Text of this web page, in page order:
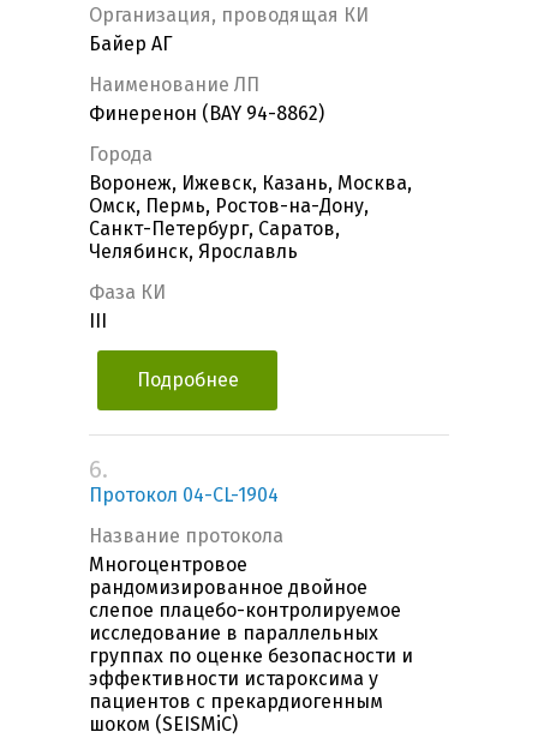
Организация, проводящая КИ
Байер АГ
Наименование ЛП
Финеренон (BAY 94-8862)
Города
Воронеж, Ижевск, Казань, Москва,
Омск, Пермь, Ростов-на-Дону,
Санкт-Петербург, Саратов,
Челябинск, Ярославль
Фаза КИ
Подробнее
6.
Протокол 04-CL-1904
Название протокола
Многоцентровое
рандомизированное двойное
слепое плацебо-контролируемое
исследование в параллельных
группах по оценке безопасности и
эффективности истароксима у
пациентов с прекардиогенным
шоком (SEISMiC)